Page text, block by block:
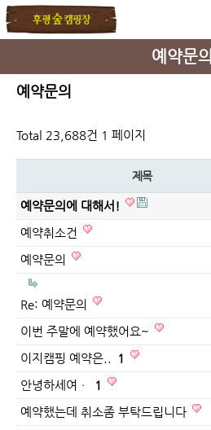
예약문의
예약문의
Total 23,688건 1 페이지
제목
예약문의에 대해서!
예약취소건
예약문의
Re: 예약문의
이번 주말에 예약했어요~
이지캠핑 예약은..
1
안녕하세여ㆍ
1
예약했는데 취소좀 부탁드립니다